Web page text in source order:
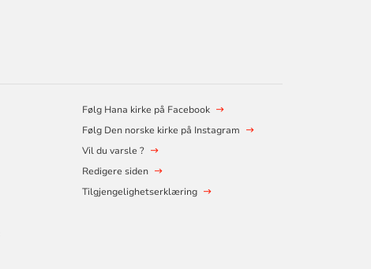
Følg Hana kirke på Facebook
Følg Den norske kirke på Instagram
Vil du varsle ?
Redigere siden
Tilgjengelighetserklæring